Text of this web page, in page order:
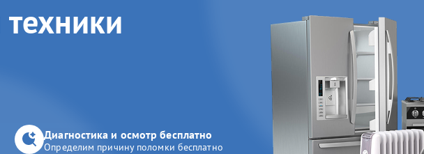
Диагностика и осмотр бесплатно
Определим причину поломки бесплатно